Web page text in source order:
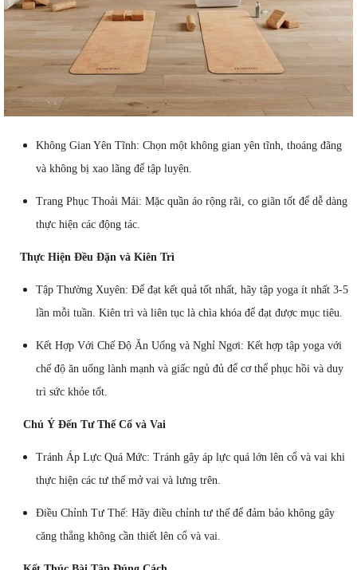
Không Gian Yên Tĩnh: Chọn một không gian yên tĩnh, thoáng đãng
và không bị xao lãng để tập luyện.
Trang Phục Thoải Mái: Mặc quần áo rộng rãi, co giãn tốt để dễ dàng
thực hiện các động tác.
Thực Hiện Đều Đặn và Kiên Trì
Tập Thường Xuyên: Để đạt kết quả tốt nhất, hãy tập yoga ít nhất 3-5
lần mỗi tuần. Kiên trì và liên tục là chìa khóa để đạt được mục tiêu.
Kết Hợp Với Chế Độ Ăn Uống và Nghỉ Ngơi: Kết hợp tập yoga với
chế độ ăn uống lành mạnh và giấc ngủ đủ để cơ thể phục hồi và duy
trì sức khỏe tốt.
Chú Ý Đến Tư Thế Cổ và Vai
Tránh Áp Lực Quá Mức: Tránh gây áp lực quá lớn lên cổ và vai khi
thực hiện các tư thế mở vai và lưng trên.
Điều Chỉnh Tư Thế: Hãy điều chỉnh tư thế để đảm bảo không gây
căng thẳng không cần thiết lên cổ và vai.